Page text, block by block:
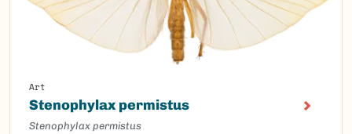
Art
Stenophylax permistus
Stenophylax permistus